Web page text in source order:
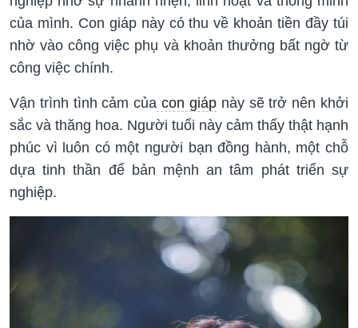
của mình. Con giáp này có thu về khoản tiền đầy túi
nhờ vào công việc phụ và khoản thưởng bất ngờ từ
công việc chính.
Vận trình tình cảm của con giápnày sẽ trở nên khởi
sắc và thăng hoa. Người tuổi này cảm thấy thật hạnh
phúc vì luôn có một người bạn đồng hành, một chỗ
dựa tinh thần để bản mệnh an tâm phát triển sự
nghiệp.